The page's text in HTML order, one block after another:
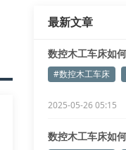
最新文章
数控木工车床如
#数控木工车床
2025-05-26 05:15
数控木工车床如